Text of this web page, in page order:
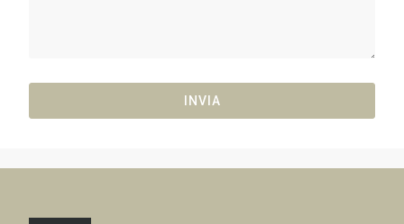
INVIA